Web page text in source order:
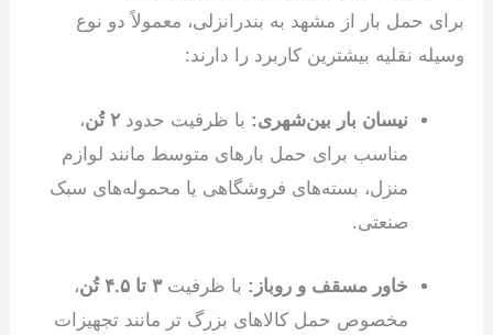
برای حمل بار از مشهد به بندرانزلی، معمولاً دو نوع
وسیله نقلیه بیشترین کاربرد را دارند:
نیسان بار بین‌شهری: با ظرفیت حدود۲ تُن
،
مناسب برای حمل بارهای متوسط مانند لوازم
منزل، بسته‌های فروشگاهی یا محموله‌های سبک
صنعتی.
خاور مسقف و روباز: با ظرفیت۳ تا ۴.۵ تُن
،
مخصوص حمل کالاهای بزرگ تر مانند تجهیزات